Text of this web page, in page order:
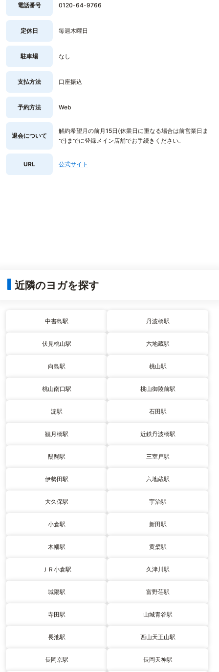
電話番号 0120-64-9766
定休日 毎週木曜日
駐車場 なし
支払方法 口座振込
予約方法 Web
退会について
解約希望月の前月15日(休業日に重なる場合は前営業日ま
で)までに登録メイン店舗でお手続きください｡
URL 公式サイト
近隣のヨガを探す
中書島駅 丹波橋駅
伏見桃山駅 六地蔵駅
向島駅 桃山駅
桃山南口駅 桃山御陵前駅
淀駅 石田駅
観月橋駅 近鉄丹波橋駅
醍醐駅 三室戸駅
伊勢田駅 六地蔵駅
大久保駅 宇治駅
小倉駅 新田駅
木幡駅 黄檗駅
ＪＲ小倉駅 久津川駅
城陽駅 富野荘駅
寺田駅 山城青谷駅
長池駅 西山天王山駅
長岡京駅 長岡天神駅